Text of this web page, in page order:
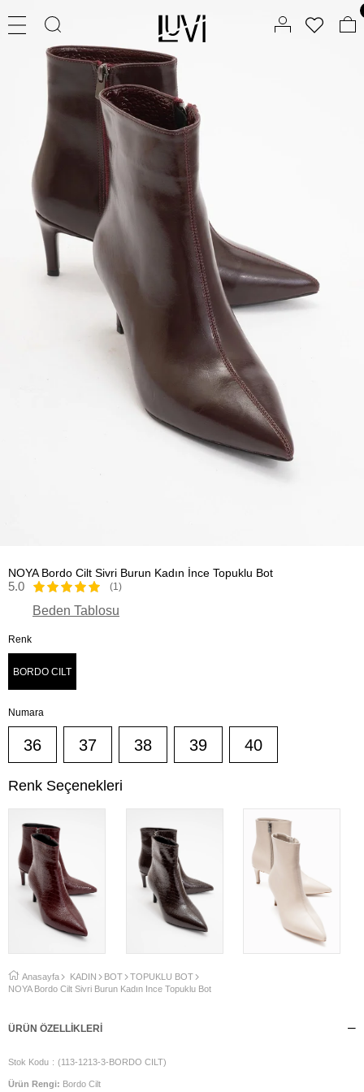
NOYA Bordo Cilt Sivri Burun Kadın İnce Topuklu Bot
5.0 (1)
Beden Tablosu
Renk
BORDO CILT
Numara
36 37 38 39 40
Renk Seçenekleri
Anasayfa KADIN BOT
TOPUKLU BOT
NOYA Bordo Cilt Sivri Burun Kadın İnce Topuklu Bot
ÜRÜN ÖZELLIKLERI
Stok Kodu (113-1213-3-BORDO CILT)
Ürün Rengi: Bordo Cilt